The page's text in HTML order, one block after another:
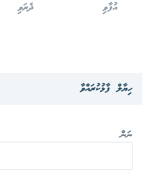
އުފާވި ދެރަވި
ހިޔާލް ފާޅުކުރައްވާ
ނަން